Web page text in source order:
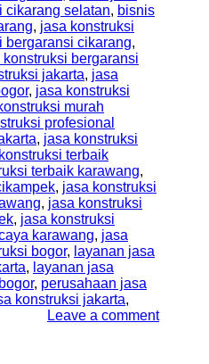
cikarang selatan, bisnis
, jasa konstruksi
bergaransi cikarang,
konstruksi bergaransi
jakarta, jasa
, jasa konstruksi
murah
profesional
, jasa konstruksi
terbaik
terbaik karawang,
, jasa konstruksi
, jasa konstruksi
, jasa konstruksi
karawang, jasa
bogor, layanan jasa
, layanan jasa
, perusahaan jasa
konstruksi jakarta,
Leave a comment